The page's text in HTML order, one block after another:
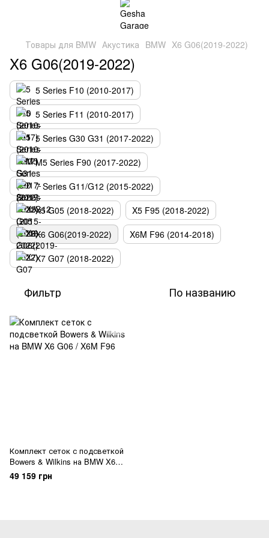
Товары для BMW Акустика BMW X6 G06(2019-2022)
X6 G06(2019-2022)
5 Series F10 (2010-2017)
5 Series F11 (2010-2017)
5 Series G30 G31 (2017-2022)
M5 Series F90 (2017-2022)
7 Series G11/G12 (2015-2022)
X5 G05 (2018-2022)
X5 F95 (2018-2022)
X6 G06(2019-2022)
X6M F96 (2014-2018)
X7 G07 (2018-2022)
Фильтр По названию
Комплект сеток с подсветкой
Bowers & Wilkins на BMW X6
G06 / X6M F96
49 159 грн